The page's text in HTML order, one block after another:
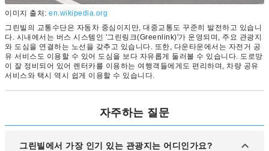
이미지 출처: en.wikipedia.org
그린빌의 교통수단은 자동차 중심이지만, 대중교통도 꾸준히 발전하고 있습니
다. 시내에서는 버스 시스템인 '그린링크(Greenlink)'가 운영되며, 주요 관광지
와 도심을 연결하는 노선을 갖추고 있습니다. 또한, 다운타운에서는 자전거 공
유 서비스도 이용할 수 있어 도심을 보다 자유롭게 둘러볼 수 있습니다. 도로망
이 잘 정비되어 있어 렌터카를 이용하는 여행객들에게도 편리하며, 차량 공유
서비스와 택시 역시 쉽게 이용할 수 있습니다.
자주하는 질문
그린빌에서 가장 인기 있는 관광지는 어디인가요?